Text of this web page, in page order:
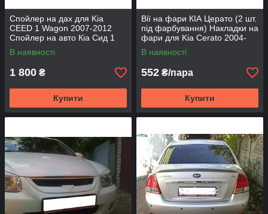
Спойлер на дах для Kia
CEED 1 Wagon 2007-2012
Спойлер на авто Кіа Сид 1
Універсал
В наявності
1 800 ₴
Купити
Вії на фари КІА Церато (2 шт.
під фарбування) Накладки на
фари для Kia Cerato 2004-
2009 седан
В наявності
552 ₴/пара
Купити